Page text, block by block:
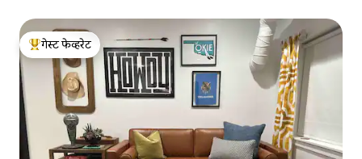
टॉप गेस्ट फेव्हरेट
गेस्ट फेव्हरेट